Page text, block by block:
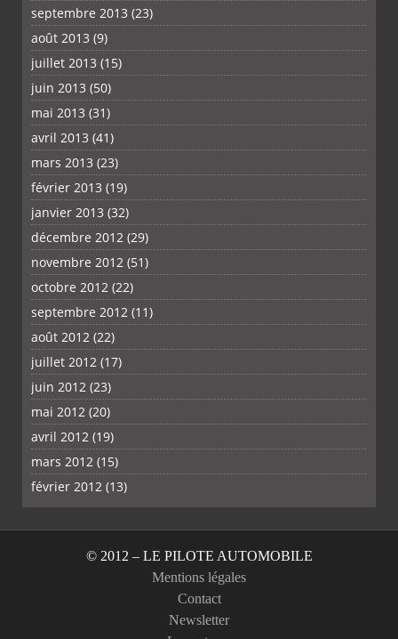
septembre 2013 (23)
août 2013 (9)
juillet 2013 (15)
juin 2013 (50)
mai 2013 (31)
avril 2013 (41)
mars 2013 (23)
février 2013 (19)
janvier 2013 (32)
décembre 2012 (29)
novembre 2012 (51)
octobre 2012 (22)
septembre 2012 (11)
août 2012 (22)
juillet 2012 (17)
juin 2012 (23)
mai 2012 (20)
avril 2012 (19)
mars 2012 (15)
février 2012 (13)
© 2012 – LE PILOTE AUTOMOBILE
Mentions légales
Contact
Newsletter